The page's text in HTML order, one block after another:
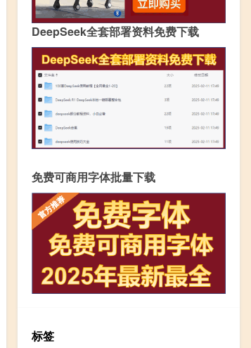
DeepSeek全套部署资料免费下载
免费可商用字体批量下载
标签